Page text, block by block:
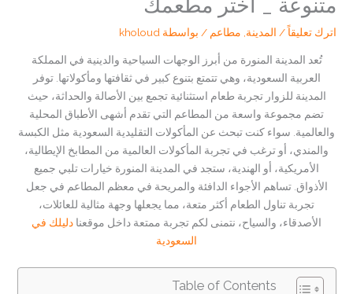
اترك تعليقاً / المدينة مطاعم / بواسطة kholoud
تُعد المدينة المنورة من أبرز الوجهات السياحية والدينية في المملكة
العربية السعودية، وهي تتمتع بتنوع كبير في ثقافتها ومأكولاتها. توفر
المدينة للزوار تجربة طعام استثنائية تجمع بين الأصالة والحداثة، حيث
تضم مجموعة واسعة من المطاعم التي تقدم أشهى الأطباق المحلية
والعالمية. سواء كنت تبحث عن المأكولات التقليدية السعودية مثل الكبسة
والمندي، أو ترغب في تجربة المأكولات العالمية من المطابخ الإيطالية،
الأمريكية، أو الهندية، ستجد في المدينة المنورة خيارات تلبي جميع
الأذواق. تساهم الأجواء الدافئة والمريحة في معظم المطاعم في جعل
تجربة تناول الطعام أكثر متعة، مما يجعلها وجهة مثالية للعائلات،
الأصدقاء، والسياح، نتمنى لكم تجربة ممتعة داخل موقعنا دليلك في
السعودية
Table of Contents